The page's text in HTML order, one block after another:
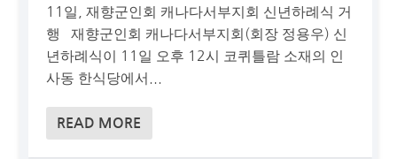
11일, 재향군인회 캐나다서부지회 신년하례식 거
행 재향군인회 캐나다서부지회(회장 정용우) 신
년하례식이 11일 오후 12시 코퀴틀람 소재의 인
사동 한식당에서...
READ MORE